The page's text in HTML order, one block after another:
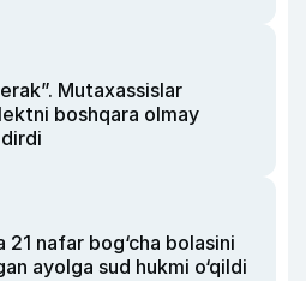
Mutaxassislar
boshqara olmay
21 nafar bog‘cha bolasini
ayolga sud hukmi o‘qildi